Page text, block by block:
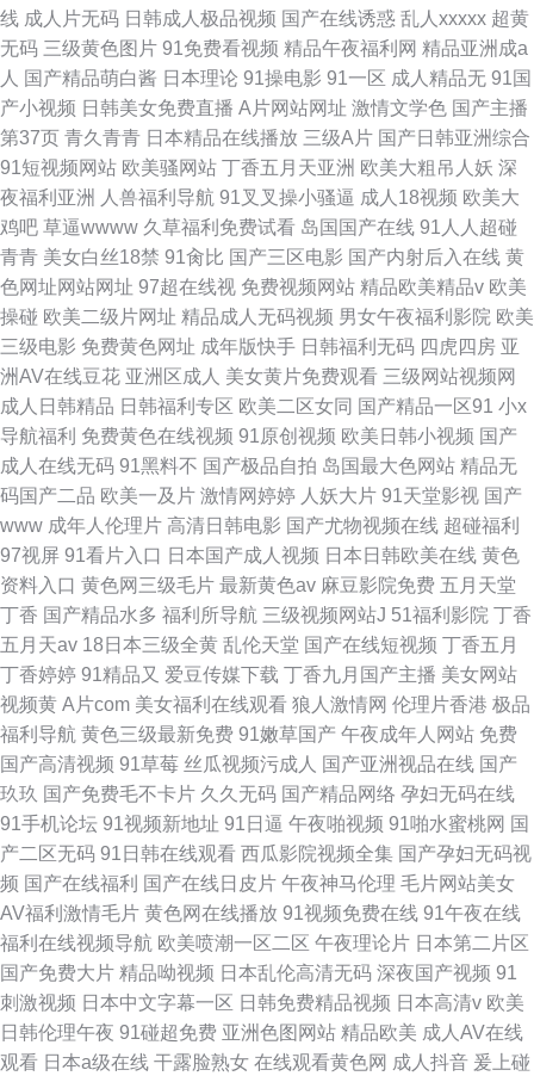
线 成人片无码 日韩成人极品视频 国产在线诱惑 乱人xxxxx 超黄
无码 三级黄色图片 91免费看视频 精品午夜福利网 精品亚洲成a
人 国产精品萌白酱 日本理论 91操电影 91一区 成人精品无 91国
产小视频 日韩美女免费直播 A片网站网址 激情文学色 国产主播
第37页 青久青青 日本精品在线播放 三级A片 国产日韩亚洲综合
91短视频网站 欧美骚网站 丁香五月天亚洲 欧美大粗吊人妖 深
夜福利亚洲
人兽福利导航 91叉叉操小骚逼 成人18视频 欧美大
鸡吧 草逼wwww 久草福利免费试看 岛国国产在线 91人人超碰
青青 美女白丝18禁 91肏比 国产三区电影 国产内射后入在线 黄
色网址网站网址 97超在线视 免费视频网站 精品欧美精品v 欧美
操碰 欧美二级片网址 精品成人无码视频 男女午夜福利影院 欧美
三级电影 免费黄色网址 成年版快手 日韩福利无码 四虎四房 亚
洲AV在线豆花 亚洲区成人 美女黄片免费观看 三级网站视频网
成人日韩精品 日韩福利专区 欧美二区女同 国产精品一区91 小x
导航福利 免费黄色在线视频 91原创视频 欧美日韩小视频 国产
成人在线无码 91黑料不 国产极品自拍 岛国最大色网站 精品无
码国产二品 欧美一及片 激情网婷婷 人妖大片 91天堂影视 国产
www 成年人伦理片 高清日韩电影 国产尤物视频在线 超碰福利
97视屏 91看片入口 日本国产成人视频 日本日韩欧美在线 黄色
资料入口 黄色网三级毛片 最新黄色av 麻豆影院免费 五月天堂
丁香 国产精品水多 福利所导航 三级视频网站J 51福利影院 丁香
五月天av 18日本三级全黄 乱伦天堂 国产在线短视频 丁香五月
丁香婷婷 91精品又 爱豆传媒下载 丁香九月国产主播 美女网站
视频黄 A片com 美女福利在线观看 狼人激情网 伦理片香港 极品
福利导航 黄色三级最新免费 91嫩草国产 午夜成年人网站 免费
国产高清视频 91草莓 丝瓜视频污成人 国产亚洲视品在线 国产
玖玖 国产免费毛不卡片 久久无码 国产精品网络 孕妇无码在线
91手机论坛 91视频新地址 91日逼 午夜啪视频 91啪水蜜桃网 国
产二区无码 91日韩在线观看 西瓜影院视频全集 国产孕妇无码视
频 国产在线福利 国产在线日皮片 午夜神马伦理 毛片网站美女
AV福利激情毛片 黄色网在线播放 91视频免费在线 91午夜在线
福利在线视频导航 欧美喷潮一区二区 午夜理论片 日本第二片区
国产免费大片 精品呦视频 日本乱伦高清无码 深夜国产视频 91
刺激视频 日本中文字幕一区 日韩免费精品视频 日本高清v 欧美
日韩伦理午夜 91碰超免费 亚洲色图网站 精品欧美 成人AV在线
观看 日本a级在线 干露脸熟女 在线观看黄色网 成人抖音 爰上碰